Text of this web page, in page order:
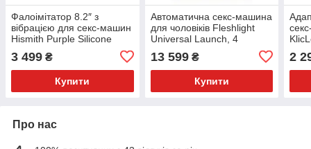
Фалоімітатор 8.2″ з
вібрацією для секс-машин
Hismith Purple Silicone
3 499 ₴
Купити
Автоматична секс-машина
для чоловіків Fleshlight
Universal Launch, 4
13 599₴
Купити
2
Про нас